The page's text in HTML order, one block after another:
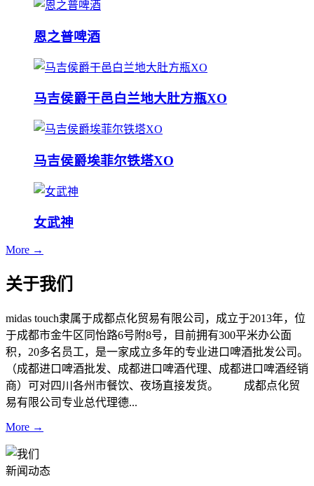
恩之普啤酒
马吉侯爵干邑白兰地大肚方瓶XO
马吉侯爵埃菲尔铁塔XO
女武神
More →
关于我们
midas touch隶属于成都点化贸易有限公司，成立于2013年，位
于成都市金牛区同怡路6号附8号，目前拥有300平米办公面
积，20多名员工，是一家成立多年的专业进口啤酒批发公司。
（成都进口啤酒批发、成都进口啤酒代理、成都进口啤酒经销
商）可对四川各州市餐饮、夜场直接发货。 成都点化贸
易有限公司专业总代理德...
More →
新闻动态